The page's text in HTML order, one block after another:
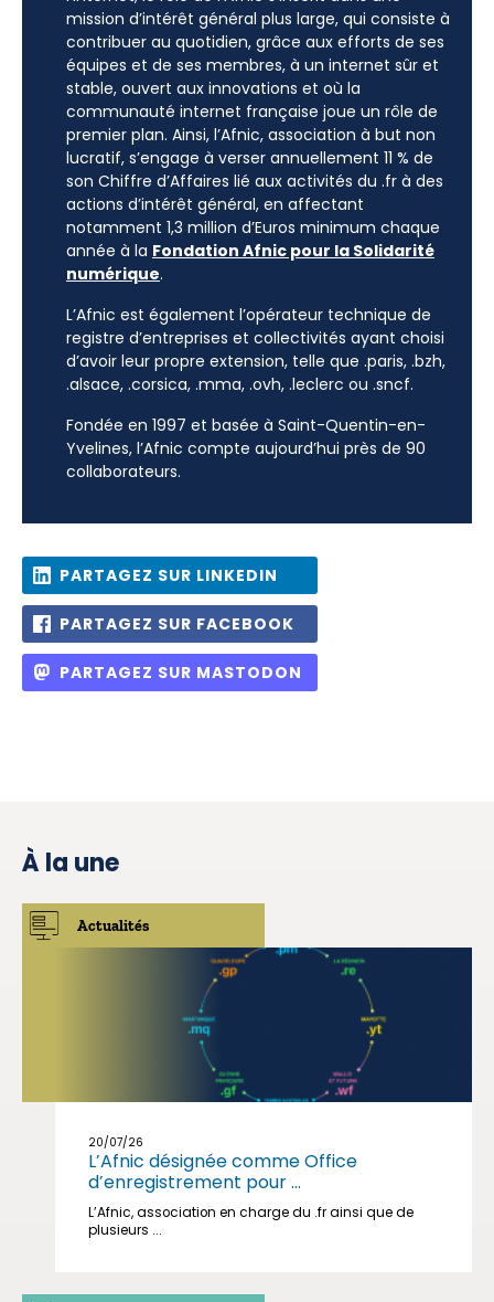
mission d’intérêt général plus large, qui consiste à
contribuer au quotidien, grâce aux efforts de ses
équipes et de ses membres, à un internet sûr et
stable, ouvert aux innovations et où la
communauté internet française joue un rôle de
premier plan. Ainsi, l’Afnic, association à but non
lucratif, s’engage à verser annuellement 11 % de
son Chiffre d’Affaires lié aux activités du .fr à des
actions d’intérêt général, en affectant
notamment 1,3 million d’Euros minimum chaque
année à la Fondation Afnic pour la Solidarité
numérique.
L’Afnic est également l’opérateur technique de
registre d’entreprises et collectivités ayant choisi
d’avoir leur propre extension, telle que .paris, .bzh,
.alsace, .corsica, .mma, .ovh, .leclerc ou .sncf.
Fondée en 1997 et basée à Saint-Quentin-en-
Yvelines, l’Afnic compte aujourd’hui près de 90
collaborateurs.
PARTAGEZ SUR LINKEDIN
PARTAGEZ SUR FACEBOOK
PARTAGEZ SUR MASTODON
À la une
Actualités
20/07/26
L’Afnic désignée comme Office
d’enregistrement pour ...
L’Afnic, association en charge du .fr ainsi que de
plusieurs ...